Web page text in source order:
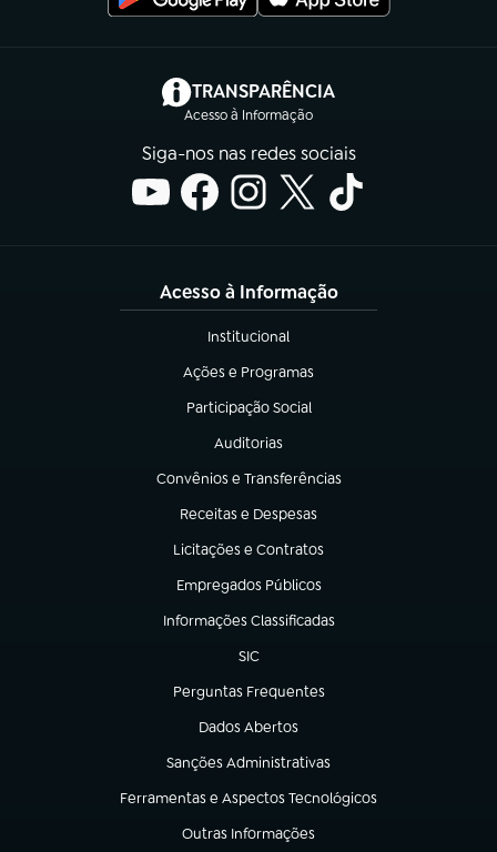
TRANSPARÊNCIA
Acesso à Informação
(abre em nova aba)
Siga-nos nas redes sociais
Acesso à Informação
Institucional
(abre em nova aba)
Ações e Programas
(abre em nova aba)
Participação Social
(abre em nova aba)
Auditorias
(abre em nova aba)
Convênios e Transferências
(abre em nova aba)
Receitas e Despesas
(abre em nova aba)
Licitações e Contratos
(abre em nova aba)
Empregados Públicos
(abre em nova aba)
Informações Classificadas
(abre em nova aba)
SIC
(abre em nova aba)
Perguntas Frequentes
(abre em nova aba)
Dados Abertos
(abre em nova aba)
Sanções Administrativas
(abre em nova aba)
Ferramentas e Aspectos Tecnológicos
(abre em nova aba)
Outras Informações
(abre em nova aba)